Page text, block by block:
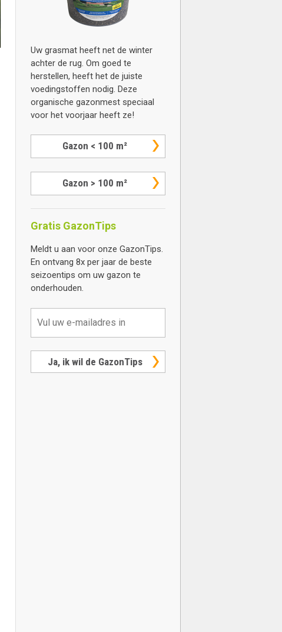
Uw grasmat heeft net de winter
achter de rug. Om goed te
herstellen, heeft het de juiste
voedingstoffen nodig. Deze
organische gazonmest speciaal
voor het voorjaar heeft ze!
Gazon < 100 m²
Gazon > 100 m²
Gratis GazonTips
Meldt u aan voor onze GazonTips.
En ontvang 8x per jaar de beste
seizoentips om uw gazon te
onderhouden.
Ja, ik wil de GazonTips